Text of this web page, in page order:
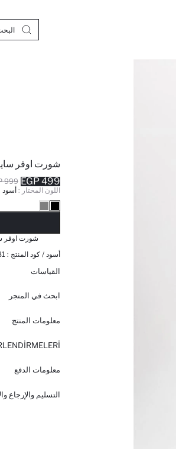
شورت اوفر
999 EGP 499 EGP
اللون المختار : أسود
شورت اوفر
أسود / كود المنتج :
القياسات
ابحث في المتجر
معلومات المنتج
معلومات الدفع
التسليم والإرجاع